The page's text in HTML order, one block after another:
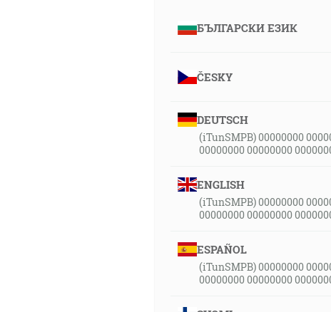
БЪЛГАРСКИ ЕЗИК
ČESKY
DEUTSCH
(iTunSMPB) 00000000
00000000 00000000
ENGLISH
(iTunSMPB) 00000000
00000000 00000000
ESPAÑOL
(iTunSMPB) 00000000
00000000 00000000